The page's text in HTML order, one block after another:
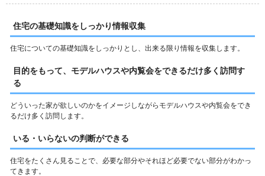
住宅の基礎知識をしっかり情報収集
住宅についての基礎知識をしっかりとし、出来る限り情報を収集します。
目的をもって、モデルハウスや内覧会をできるだけ多く訪問す
る
どういった家が欲しいのかをイメージしながらモデルハウスや内覧会をでき
るだけ多く訪問します。
いる・いらないの判断ができる
住宅をたくさん見ることで、必要な部分やそれほど必要でない部分がわかっ
てきます。